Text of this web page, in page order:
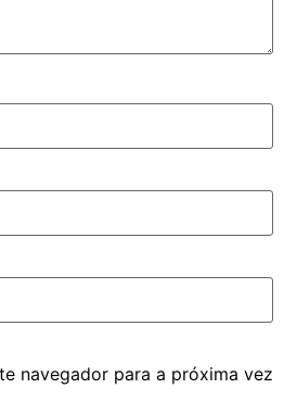
navegador para a próxima vez